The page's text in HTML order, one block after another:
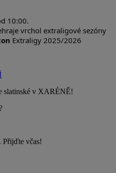
10:00.
vrchol extraligové sezóny
Extraligy 2025/2026
slatinské v XARÉNĚ!
Přijďte včas!